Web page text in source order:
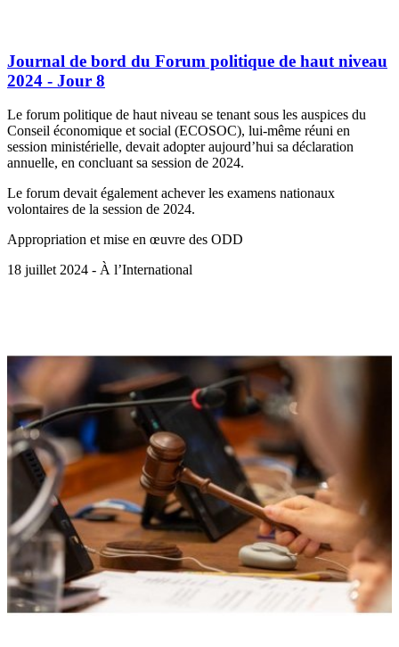
Journal de bord du Forum politique de haut niveau
2024 - Jour 8
Le forum politique de haut niveau se tenant sous les auspices du
Conseil économique et social (ECOSOC), lui-même réuni en
session ministérielle, devait adopter aujourd’hui sa déclaration
annuelle, en concluant sa session de 2024.
Le forum devait également achever les examens nationaux
volontaires de la session de 2024.
Appropriation et mise en œuvre des ODD
18 juillet 2024 - À l’International